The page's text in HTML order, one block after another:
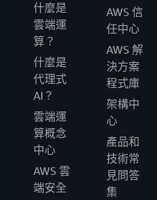
什麼是
雲端運
算？
什麼是
代理式
AI？
雲端運
算概念
中心
AWS 雲
端安全
AWS 信
任中心
AWS 解
決方案
程式庫
架構中
心
產品和
技術常
見問答
集